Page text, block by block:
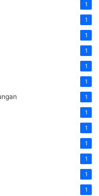
1
1
1
1
1
1
1
1
1
1
1
1
1